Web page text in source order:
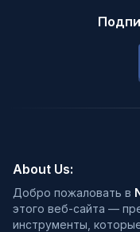
About Us:
Добро пожаловать в
этого веб-сайта —
инструменты,